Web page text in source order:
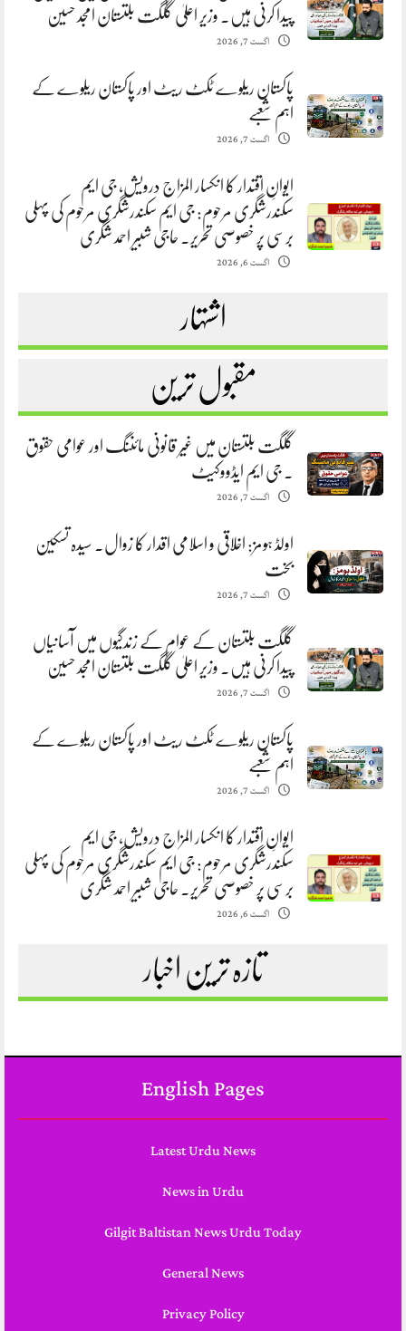
پیدا کرنی ہیں. وزیر اعلیٰ گلگت بلتستان امجد حسین
اگست 7, 2026
پاکستان ریلوے ٹکٹ ریٹ اور پاکستان ریلوے کے
اہم شعبے
اگست 7, 2026
ایوانِ اقتدار کا انکسار المزاج درویش، جی ایم
سکندرشگری مرحوم: جی ایم سکندرشگری مرحوم کی پہلی
برسی پر خصوصی تحریر. حاجی شبیر احمد شگری
اگست 6, 2026
اشتہار
مقبول ترین
گلگت بلتستان میں غیر قانونی مائننگ اور عوامی حقوق
. جی ایم ایڈووکیٹ
اگست 7, 2026
اولڈ ہومز: اخلاقی و اسلامی اقدار کا زوال. سیدہ تسکین
بخت
اگست 7, 2026
گلگت بلتستان کے عوام کے زندگیوں میں آسانیاں
پیدا کرنی ہیں. وزیر اعلیٰ گلگت بلتستان امجد حسین
اگست 7, 2026
پاکستان ریلوے ٹکٹ ریٹ اور پاکستان ریلوے کے
اہم شعبے
اگست 7, 2026
ایوانِ اقتدار کا انکسار المزاج درویش، جی ایم
سکندرشگری مرحوم: جی ایم سکندرشگری مرحوم کی پہلی
برسی پر خصوصی تحریر. حاجی شبیر احمد شگری
اگست 6, 2026
تازہ ترین اخبار
English Pages
Latest Urdu News
News in Urdu
Gilgit Baltistan News Urdu Today
General News
Privacy Policy